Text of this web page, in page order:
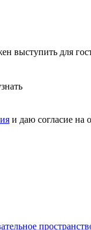
выступить для
и даю согласие на